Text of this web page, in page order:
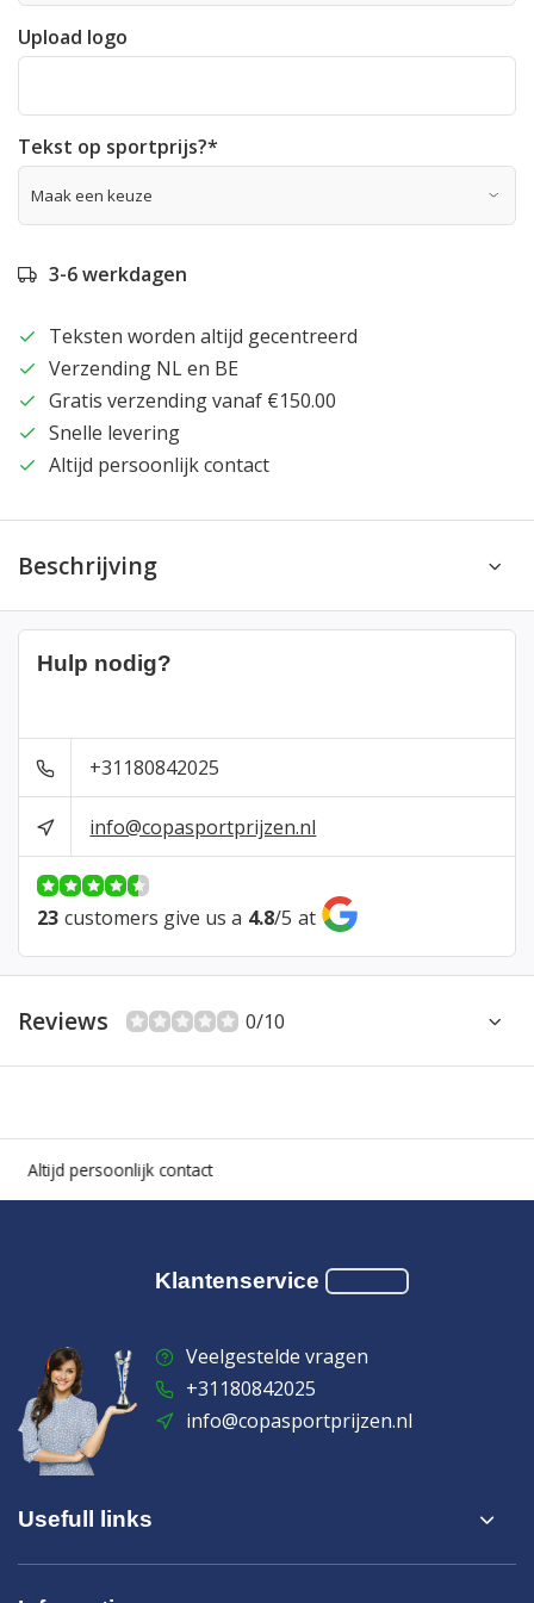
Upload logo
Tekst op sportprijs?*
3-6 werkdagen
Teksten worden altijd gecentreerd
Verzending NL en BE
Gratis verzending vanaf €150.00
Snelle levering
Altijd persoonlijk contact
Beschrijving
Hulp nodig?
+31180842025
info@copasportprijzen.nl
23 customers give us a 4.8/5 at
Reviews 0/10
Altijd persoonlijk contact
Klantenservice
Veelgestelde vragen
+31180842025
info@copasportprijzen.nl
Usefull links